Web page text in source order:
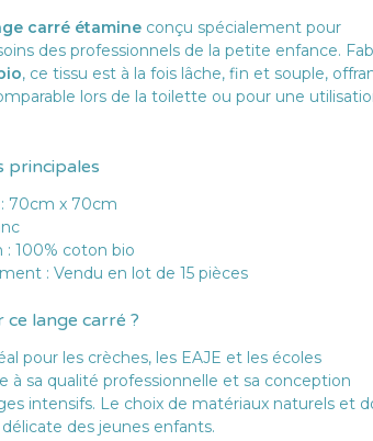
carré étamine conçu spécialement pour
des professionnels de la petite enfance.
, ce tissu est à la fois lâche, fin et souple,
lors de la toilette ou pour une
principales
70cm x 70cm
: 100% coton bio
: Vendu en lot de 15 pièces
ce lange carré ?
pour les crèches, les EAJE et les écoles
à sa qualité professionnelle et sa conception
intensifs. Le choix de matériaux naturels et
des jeunes enfants.